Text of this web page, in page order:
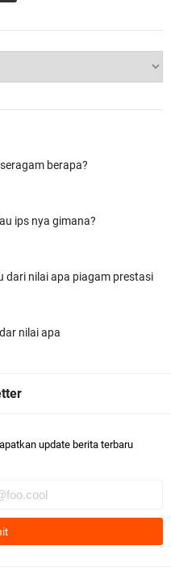
Kreativitas
Aman, Nyaman,
berapa?
ips nya gimana?
dari nilai apa piagam prestasi
nilai apa
update berita terbaru